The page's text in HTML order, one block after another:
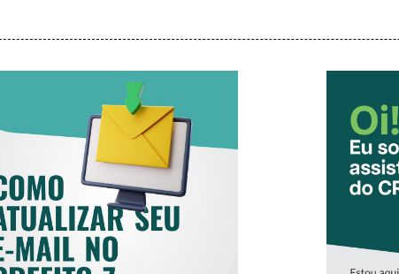
COMO ATUALIZAR
SEU E-MAIL NO
CREFITO-7